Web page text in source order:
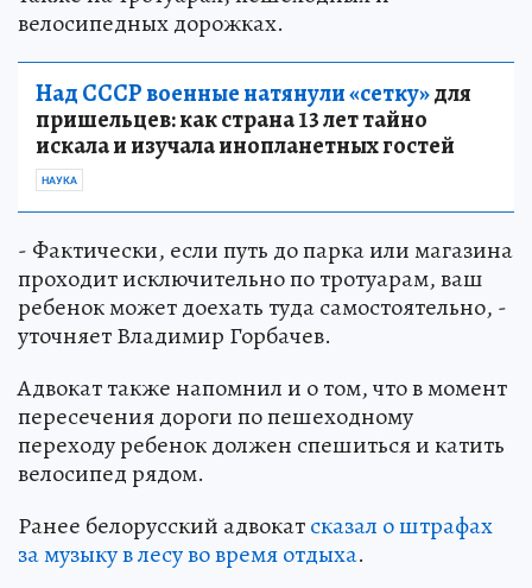
велосипедных дорожках.
Над СССР военные натянули «сетку»для
пришельцев: как страна 13 лет тайно
искала и изучала инопланетных гостей
НАУКА
- Фактически, если путь до парка или магазина
проходит исключительно по тротуарам, ваш
ребенок может доехать туда самостоятельно, -
уточняет Владимир Горбачев.
Адвокат также напомнил и о том, что в момент
пересечения дороги по пешеходному
переходу ребенок должен спешиться и катить
велосипед рядом.
Ранее белорусский адвокатсказал о штрафах
за музыку в лесу во время отдыха.